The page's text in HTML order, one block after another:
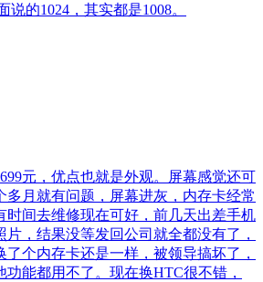
的1024，其实都是1008。
元，优点也就是外观。屏幕感觉还可
多月就有问题，屏幕进灰，内存卡经常
时间去维修现在可好，前几天出差手机
，结果没等发回公司就全都没有了，
个内存卡还是一样，被领导搞坏了，
能都用不了。现在换HTC很不错，